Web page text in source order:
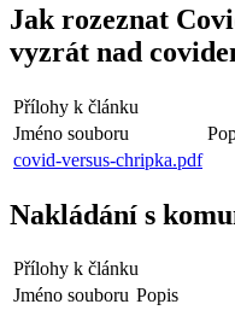
Jak rozeznat
vyzrát nad
Přílohy k článku
Jméno souboru
covid-versus-chripka.pdf
Nakládání s
Přílohy k článku
Jméno souboru Popis